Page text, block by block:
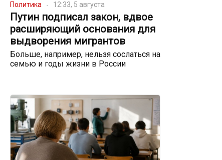
Политика 12:33, 5 августа
Путин подписал закон, вдвое
расширяющий основания для
выдворения мигрантов
Больше, например, нельзя сослаться на
семью и годы жизни в России